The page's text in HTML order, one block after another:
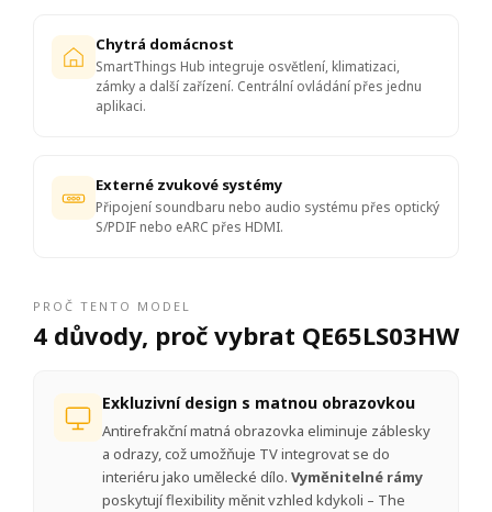
Chytrá domácnost
SmartThings Hub integruje osvětlení, klimatizaci,
zámky a další zařízení. Centrální ovládání přes jednu
aplikaci.
Externé zvukové systémy
Připojení soundbaru nebo audio systému přes optický
S/PDIF nebo eARC přes HDMI.
PROČ TENTO MODEL
4 důvody, proč vybrat QE65LS03HW
Exkluzivní design s matnou obrazovkou
Antirefrakční matná obrazovka eliminuje záblesky
a odrazy, což umožňuje TV integrovat se do
interiéru jako umělecké dílo. Vyměnitelné rámy
poskytují flexibility měnit vzhled kdykoli – The